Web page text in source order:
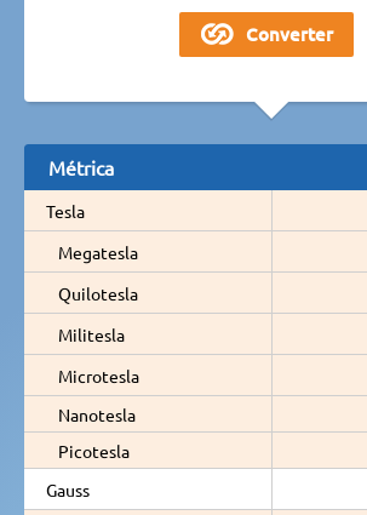
Métrica
Tesla
Megatesla
Quilotesla
Militesla
Microtesla
Nanotesla
Picotesla
Gauss